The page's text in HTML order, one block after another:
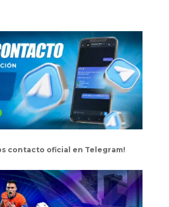
contacto oficial en Telegram!